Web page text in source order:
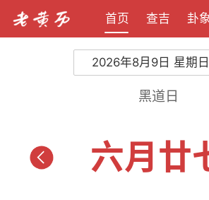
首页 查吉 卦
2026年8月9日 星期日
黑道日
六月廿